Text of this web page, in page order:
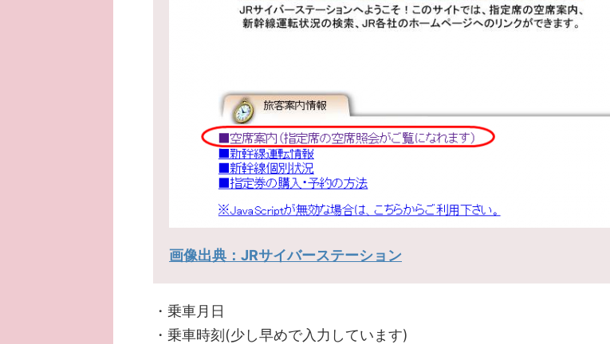
画像出典：JRサイバーステーション
・乗車月日
・乗車時刻(少し早めで入力しています)